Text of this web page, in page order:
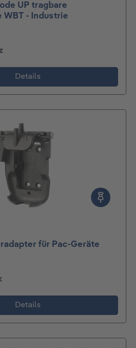
UP tragbare
WBT - Industrie
Details
für Pac-Geräte
Details